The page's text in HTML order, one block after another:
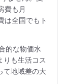
費も月
は全国でもト
的な物価水
りも生活コス
て地域差の大